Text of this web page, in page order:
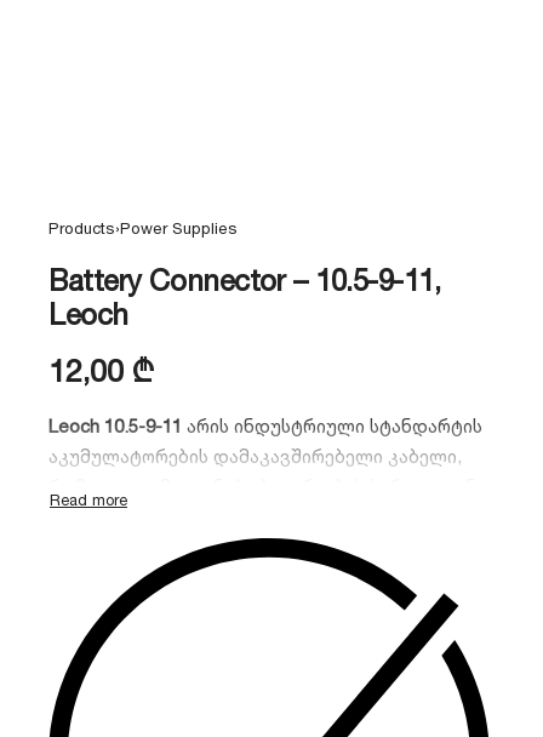
Products›Power Supplies
Battery Connector – 10.5-9-11,
Leoch
12,00 ₾
Leoch 10.5-9-11 არის ინდუსტრიული სტანდარტის
აკუმულატორების დამაკავშირებელი კაბელი,
ბრენდი:Leoch (პრემიუმ ხარისხი).
ტიპი: მოქნილი იზოლირებული კონექტორი.
გამტარობა:
მაღალი ხარისხის სპილენძის